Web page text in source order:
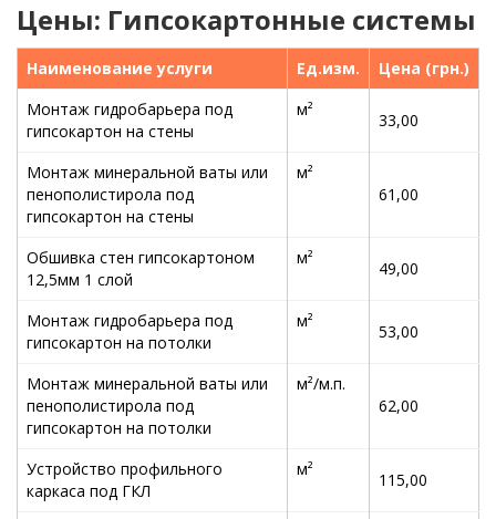
Цены: Гипсокартонные системы
Наименование услуги Ед.изм.
Цена (грн.)
Монтаж гидробарьера под
гипсокартон на стены
м²
33,00
Монтаж минеральной ваты или
пенополистирола под
гипсокартон на стены
м²
61,00
Обшивка стен гипсокартоном
12,5мм 1 слой
м²
49,00
Монтаж гидробарьера под
гипсокартон на потолки
м²
53,00
Монтаж минеральной ваты или
пенополистирола под
гипсокартон на потолки
м²/м.п.
62,00
Устройство профильного
каркаса под ГКЛ
м²
115,00